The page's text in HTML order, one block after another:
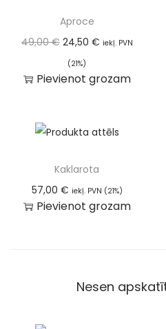
Aproce
49,00€ 24,50 € iekļ. PVN
(21%)
Pievienot grozam
Kaklarota
57,00 € iekļ. PVN (21%)
Pievienot grozam
Nesen